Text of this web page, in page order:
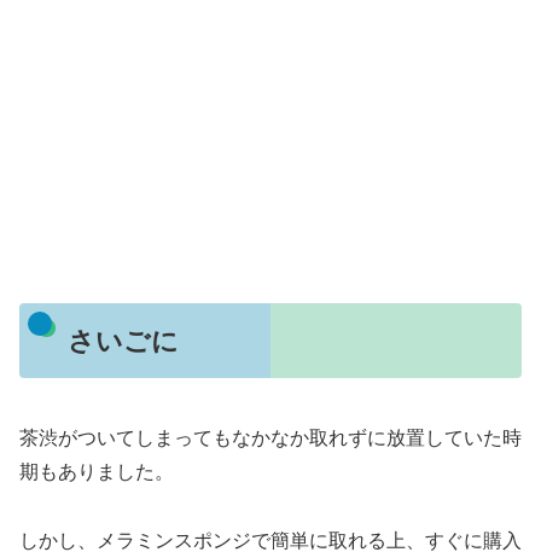
さいごに
茶渋がついてしまってもなかなか取れずに放置していた時
期もありました。
しかし、メラミンスポンジで簡単に取れる上、すぐに購入